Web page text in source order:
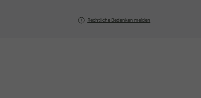
Rechtliche Bedenken melden